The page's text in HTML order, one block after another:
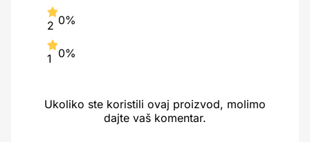
2 0%
1 0%
Ukoliko ste koristili ovaj proizvod, molimo
dajte vaš komentar.